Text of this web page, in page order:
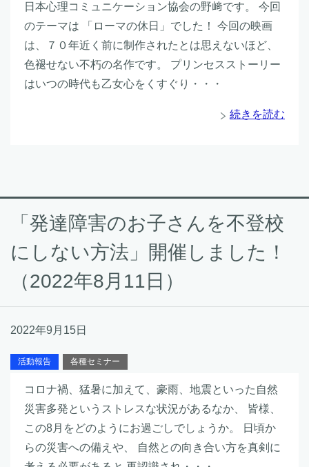
日本心理コミュニケーション協会の野﨑です。 今回
のテーマは 「ローマの休日」でした！ 今回の映画
は、７０年近く前に制作されたとは思えないほど、
色褪せない不朽の名作です。 プリンセスストーリー
はいつの時代も乙女心をくすぐり・・・
続きを読む
「発達障害のお子さんを不登校
にしない方法」開催しました！
（2022年8月11日）
2022年9月15日
活動報告 各種セミナー
コロナ禍、猛暑に加えて、豪雨、地震といった自然
災害多発というストレスな状況があるなか、 皆様、
この8月をどのようにお過ごしでしょうか。 日頃か
らの災害への備えや、 自然との向き合い方を真剣に